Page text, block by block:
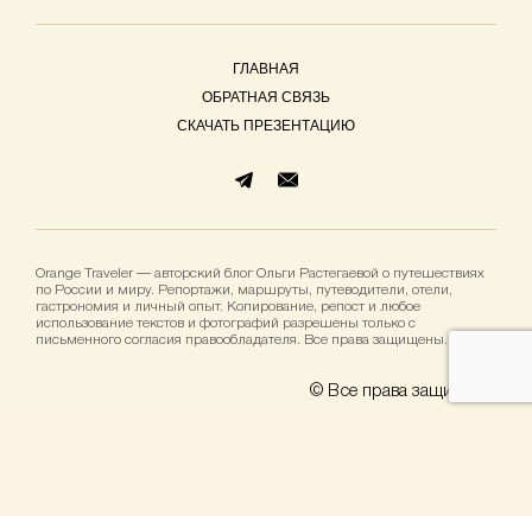
ГЛАВНАЯ
ОБРАТНАЯ СВЯЗЬ
СКАЧАТЬ ПРЕЗЕНТАЦИЮ
Orange Traveler — авторский блог Ольги Растегаевой о путешествиях
по России и миру. Репортажи, маршруты, путеводители, отели,
гастрономия и личный опыт. Копирование, репост и любое
использование текстов и фотографий разрешены только с
письменного согласия правообладателя. Все права защищены.
© Все права защищены